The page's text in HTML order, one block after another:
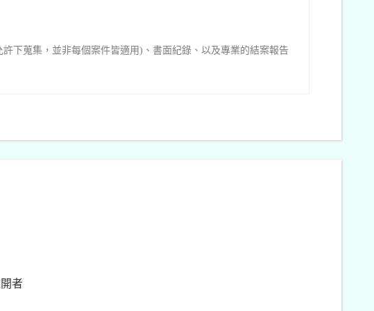
下蒐集，並非每個案件皆適用)、書面紀錄、以及專業的結案報告
者